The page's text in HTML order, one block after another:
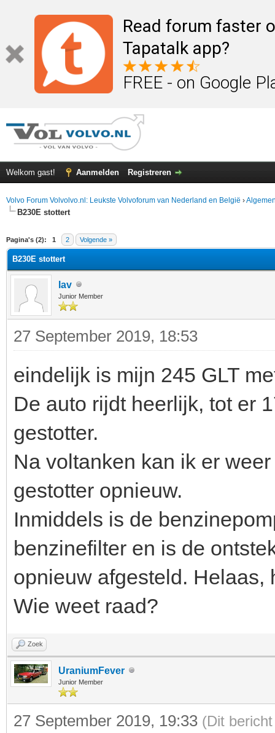
Read forum faster
Tapatalk app?
FREE - on Google
Welkom gast! Aanmelden Registreren
Volvo Forum Volvolvo.nl: Leukste Volvoforum van Nederland en België ›
B230E stottert
Pagina's (2): 1 2 Volgende »
waardering is 0
B230E stottert
lav
Junior Member
27 September 2019, 18:53
eindelijk is mijn 245 GLT
De auto rijdt heerlijk, tot er
gestotter.
Na voltanken kan ik er
gestotter opnieuw.
Inmiddels is de
benzinefilter en is de
opnieuw afgesteld. Helaas,
Wie weet raad?
Zoek
UraniumFever
Junior Member
27 September 2019, 19:33 (Dit